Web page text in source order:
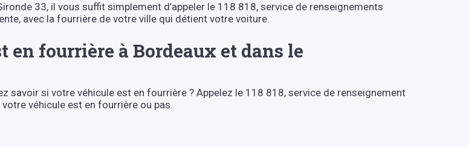
33, il vous suffit simplement d’appeler le 118 818, service de renseignements
avec la fourrière de votre ville qui détient votre voiture.
fourrière à Bordeaux et dans le
savoir si votre véhicule est en fourrière ? Appelez le 118 818, service de renseignement
véhicule est en fourrière ou pas.